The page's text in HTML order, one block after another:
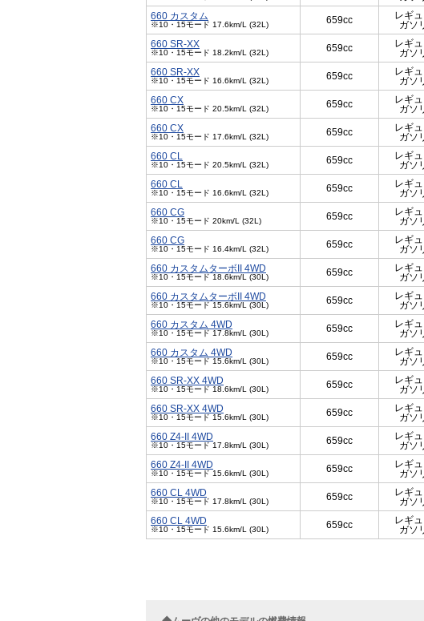
660 カスタム
※10・15モード 17.6km/L (32L) 659cc
レギ
ガソ
660 SR-XX
※10・15モード 18.2km/L (32L) 659cc
レギ
ガソ
660 SR-XX
※10・15モード 16.6km/L (32L) 659cc
レギ
ガソ
660 CX
※10・15モード 20.5km/L (32L) 659cc
レギ
ガソ
660 CX
※10・15モード 17.6km/L (32L) 659cc
レギ
ガソ
660 CL
※10・15モード 20.5km/L (32L) 659cc
レギ
ガソ
660 CL
※10・15モード 16.6km/L (32L) 659cc
レギ
ガソ
660 CG
※10・15モード 20km/L (32L) 659cc
レギ
ガソ
660 CG
※10・15モード 16.4km/L (32L) 659cc
レギ
ガソ
660 カスタムターボII 4WD
※10・15モード 18.6km/L (30L) 659cc
レギ
ガソ
660 カスタムターボII 4WD
※10・15モード 15.6km/L (30L) 659cc
レギ
ガソ
660 カスタム 4WD
※10・15モード 17.8km/L (30L) 659cc
レギ
ガソ
660 カスタム 4WD
※10・15モード 15.6km/L (30L) 659cc
レギ
ガソ
660 SR-XX 4WD
※10・15モード 18.6km/L (30L) 659cc
レギ
ガソ
660 SR-XX 4WD
※10・15モード 15.6km/L (30L) 659cc
レギ
ガソ
660 Z4-II 4WD
※10・15モード 17.8km/L (30L) 659cc
レギ
ガソ
660 Z4-II 4WD
※10・15モード 15.6km/L (30L) 659cc
レギ
ガソ
660 CL 4WD
※10・15モード 17.8km/L (30L) 659cc
レギ
ガソ
660 CL 4WD
※10・15モード 15.6km/L (30L) 659cc
レギ
ガソ